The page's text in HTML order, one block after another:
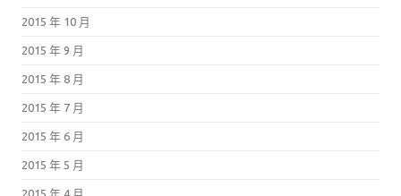
2015 年 10 月
2015 年 9 月
2015 年 8 月
2015 年 7 月
2015 年 6 月
2015 年 5 月
2015 年 4 月